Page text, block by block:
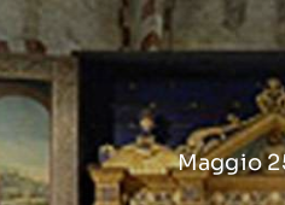
Salta
al
contenuto
Maggio